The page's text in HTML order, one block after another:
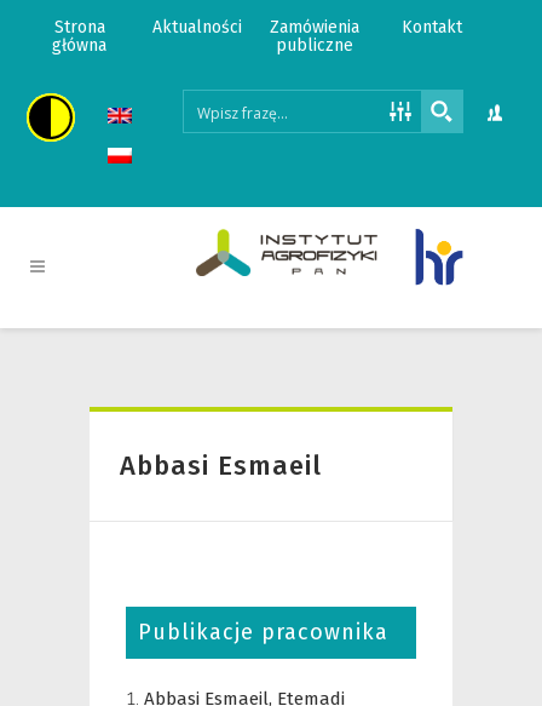
Strona
główna
Aktualności
Zamówienia
publiczne
Kontakt
Abbasi Esmaeil
Publikacje pracownika
Abbasi Esmaeil, Etemadi